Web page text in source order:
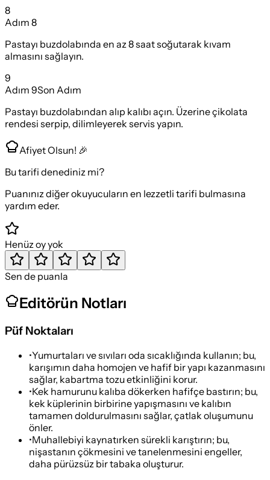
8
Adım 8
Pastayı buzdolabında en az 8 saat soğutarak kıvam
almasını sağlayın.
9
Adım 9Son Adım
Pastayı buzdolabından alıp kalıbı açın. Üzerine çikolata
rendesi serpip, dilimleyerek servis yapın.
Afiyet Olsun! 🎉
Bu tarifi denediniz mi?
Puanınız diğer okuyucuların en lezzetli tarifi bulmasına
yardım eder.
Henüz oy yok
Sen de puanla
Editörün Notları
Püf Noktaları
•Yumurtaları ve sıvıları oda sıcaklığında kullanın; bu,
karışımın daha homojen ve hafif bir yapı kazanmasını
sağlar, kabartma tozu etkinliğini korur.
•Kek hamurunu kalıba dökerken hafifçe bastırın; bu,
kek küplerinin birbirine yapışmasını ve kalıbın
tamamen doldurulmasını sağlar, çatlak oluşumunu
önler.
•Muhallebiyi kaynatırken sürekli karıştırın; bu,
nişastanın çökmesini ve tanelenmesini engeller,
daha pürüzsüz bir tabaka oluşturur.